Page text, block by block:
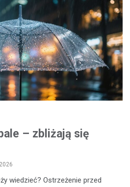
– zbliżają się
wiedzieć? Ostrzeżenie przed